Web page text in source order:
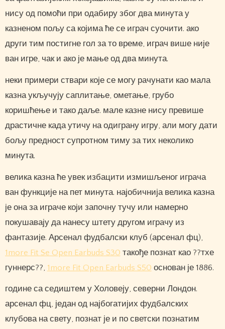
нису од помоћи при одабиру због два минута у
казненом пољу са којима ће се играч суочити. ако
други тим постигне гол за то време, играч више није
ван игре, чак и ако је мање од два минута.
неки примери ствари које се могу рачунати као мала
казна укључују саплитање, ометање, грубо
коришћење и тако даље. мале казне нису превише
драстичне када утичу на одиграну игру, али могу дати
бољу предност супротном тиму за тих неколико
минута.
велика казна ће увек избацити измишљеног играча
ван функције на пет минута. најобичнија велика казна
је она за играче који започну тучу или намерно
покушавају да нанесу штету другом играчу из
фантазије. Арсенал фудбалски клуб (арсенал фц),
1more Fit Se Open Earbuds S30 такође познат као ??тхе
гуннерс??, 1more Fit Open Earbuds S50 основан је 1886.
године са седиштем у Холовеју, северни Лондон.
арсенал фц, један од најбогатијих фудбалских
клубова на свету, познат је и по светски познатим